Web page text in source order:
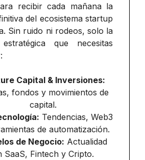
recibir cada mañana la
del ecosistema startup
Sin ruido ni rodeos, solo la
que necesitas
Capital & Inversiones:
fondos y movimientos de
capital.
Tendencias, Web3
de automatización.
de Negocio: Actualidad
SaaS, Fintech y Cripto.